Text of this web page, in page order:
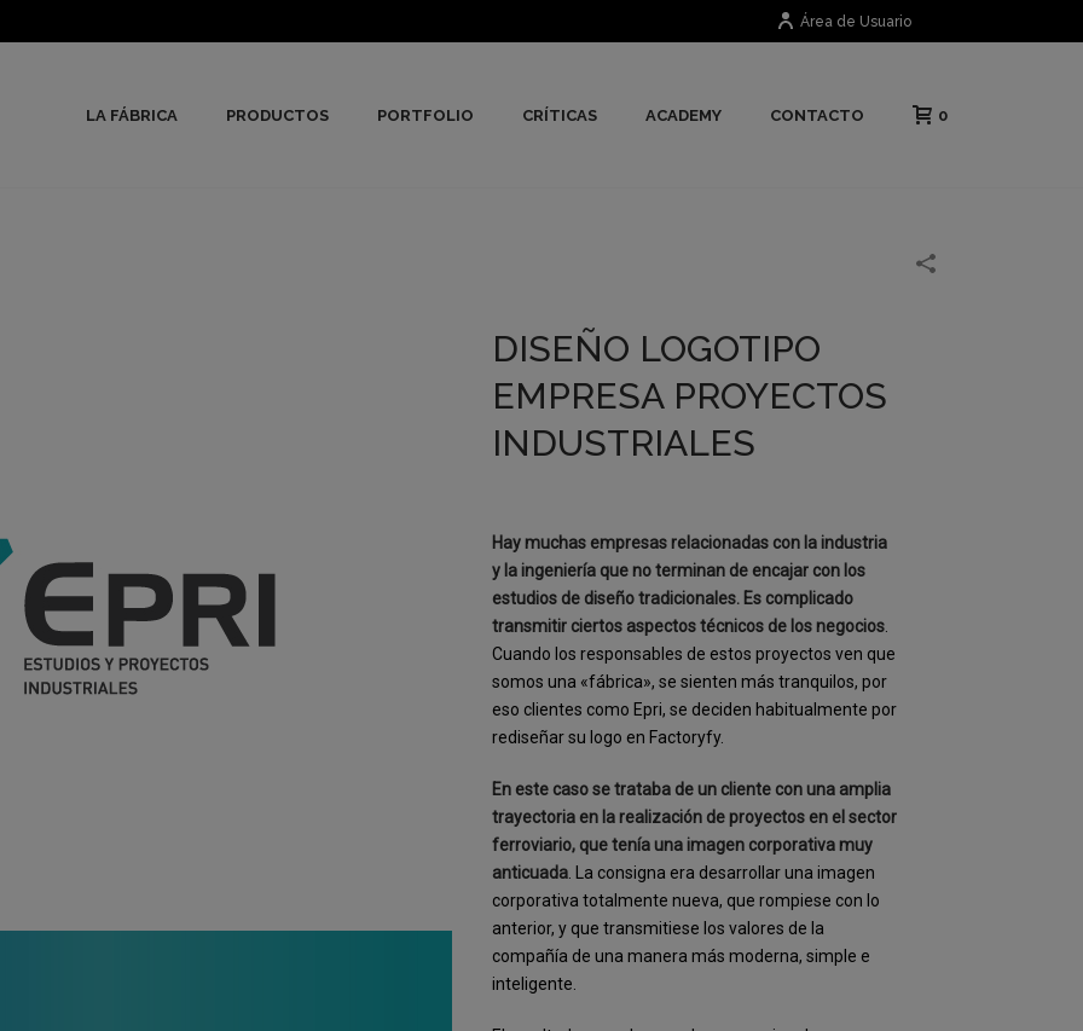
Área de Usuario
LA FÁBRICA PRODUCTOS PORTFOLIO CRÍTICAS ACADEMY CONTACTO 0
DISEÑO LOGOTIPO
EMPRESA PROYECTOS
INDUSTRIALES
Hay muchas empresas relacionadas con la industria
y la ingeniería que no terminan de encajar con los
estudios de diseño tradicionales. Es complicado
transmitir ciertos aspectos técnicos de los negocios
Cuando los responsables de estos proyectos ven que
somos una «fábrica», se sienten más tranquilos, por
eso clientes como Epri, se deciden habitualmente por
rediseñar su logo en Factoryfy.
En este caso se trataba de un cliente con una amplia
trayectoria en la realización de proyectos en el sector
ferroviario, que tenía una imagen corporativa muy
anticuada . La consigna era desarrollar una imagen
corporativa totalmente nueva, que rompiese con lo
anterior, y que transmitiese los valores de la
compañía de una manera más moderna, simple e
inteligente.